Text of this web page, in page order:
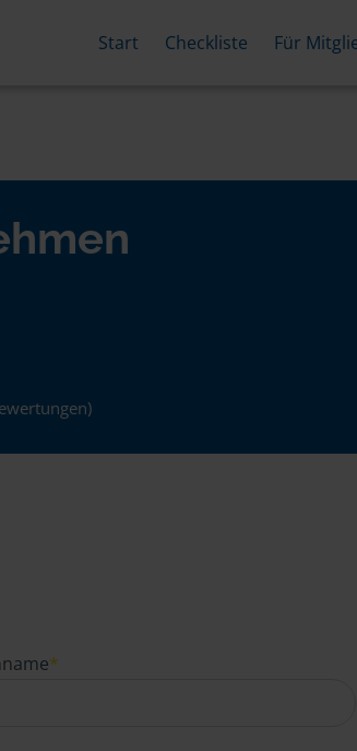
Start Checkliste Für
*